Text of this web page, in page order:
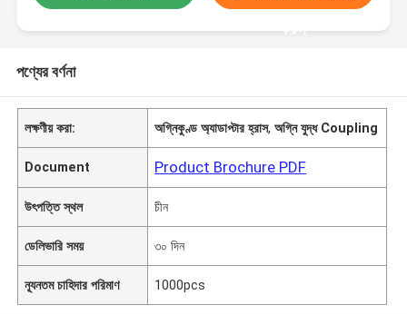
করুন
পণ্যের বর্ণনা
লক্ষণীয় করা: অগ্নিকুণ্ড অ্যাডাপ্টার হ্রাস,অগ্নি যুদ্ধ Coupling
Document Product Brochure PDF
উৎপত্তি স্থল চীন
ডেলিভারি সময় ৩০ দিন
ন্যূনতম চাহিদার পরিমাণ 1000pcs